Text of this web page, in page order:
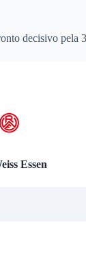
decisivo pela
Essen